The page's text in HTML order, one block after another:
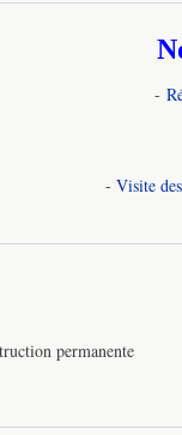
-
- Visite
permanente